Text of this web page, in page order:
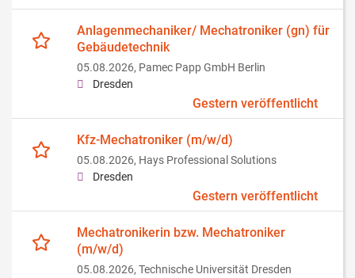
Anlagenmechaniker/ Mechatroniker (gn) für
Gebäudetechnik
05.08.2026, Pamec Papp GmbH Berlin
Dresden
Gestern veröffentlicht
Kfz-Mechatroniker (m/w/d)
05.08.2026, Hays Professional Solutions
Dresden
Gestern veröffentlicht
Mechatronikerin bzw. Mechatroniker
(m/w/d)
05.08.2026, Technische Universität Dresden